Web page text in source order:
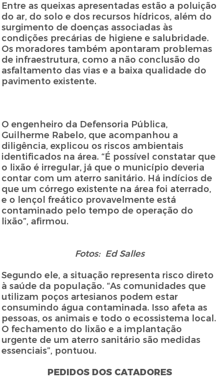
Entre as queixas apresentadas estão a poluição
do ar, do solo e dos recursos hídricos, além do
surgimento de doenças associadas às
condições precárias de higiene e salubridade.
Os moradores também apontaram problemas
de infraestrutura, como a não conclusão do
asfaltamento das vias e a baixa qualidade do
pavimento existente.
O engenheiro da Defensoria Pública,
Guilherme Rabelo, que acompanhou a
diligência, explicou os riscos ambientais
identificados na área. “É possível constatar que
o lixão é irregular, já que o município deveria
contar com um aterro sanitário. Há indícios de
que um córrego existente na área foi aterrado,
e o lençol freático provavelmente está
contaminado pelo tempo de operação do
lixão”, afirmou.
Fotos: Ed Salles
Segundo ele, a situação representa risco direto
à saúde da população. “As comunidades que
utilizam poços artesianos podem estar
consumindo água contaminada. Isso afeta as
pessoas, os animais e todo o ecossistema local.
O fechamento do lixão e a implantação
urgente de um aterro sanitário são medidas
essenciais”, pontuou.
PEDIDOS DOS CATADORES